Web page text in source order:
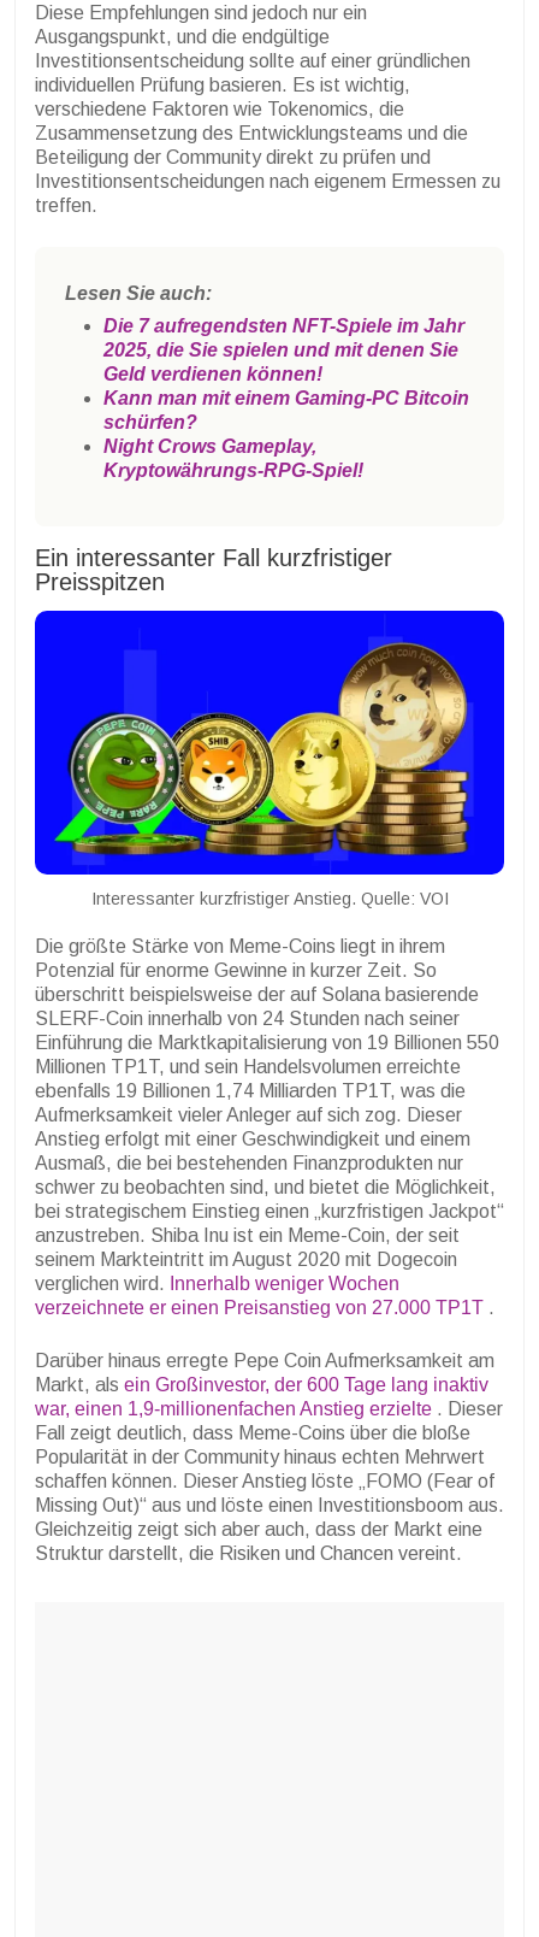
Diese Empfehlungen sind jedoch nur ein
Ausgangspunkt, und die endgültige
Investitionsentscheidung sollte auf einer gründlichen
individuellen Prüfung basieren. Es ist wichtig,
verschiedene Faktoren wie Tokenomics, die
Zusammensetzung des Entwicklungsteams und die
Beteiligung der Community direkt zu prüfen und
Investitionsentscheidungen nach eigenem Ermessen zu
treffen.
Lesen Sie auch:
Die 7 aufregendsten NFT-Spiele im Jahr
2025, die Sie spielen und mit denen Sie
Geld verdienen können!
Kann man mit einem Gaming-PC Bitcoin
schürfen?
Night Crows Gameplay,
Kryptowährungs-RPG-Spiel!
Ein interessanter Fall kurzfristiger
Preisspitzen
Interessanter kurzfristiger Anstieg. Quelle: VOI
Die größte Stärke von Meme-Coins liegt in ihrem
Potenzial für enorme Gewinne in kurzer Zeit. So
überschritt beispielsweise der auf Solana basierende
SLERF-Coin innerhalb von 24 Stunden nach seiner
Einführung die Marktkapitalisierung von 19 Billionen 550
Millionen TP1T, und sein Handelsvolumen erreichte
ebenfalls 19 Billionen 1,74 Milliarden TP1T, was die
Aufmerksamkeit vieler Anleger auf sich zog. Dieser
Anstieg erfolgt mit einer Geschwindigkeit und einem
Ausmaß, die bei bestehenden Finanzprodukten nur
schwer zu beobachten sind, und bietet die Möglichkeit,
bei strategischem Einstieg einen „kurzfristigen Jackpot“
anzustreben. Shiba Inu ist ein Meme-Coin, der seit
seinem Markteintritt im August 2020 mit Dogecoin
verglichen wird.
Innerhalb weniger Wochen
verzeichnete er einen Preisanstieg von 27.000 TP1T .
Darüber hinaus erregte Pepe Coin Aufmerksamkeit am
Markt, als ein Großinvestor, der 600 Tage lang inaktiv
war, einen 1,9-millionenfachen Anstieg erzielte . Dieser
Fall zeigt deutlich, dass Meme-Coins über die bloße
Popularität in der Community hinaus echten Mehrwert
schaffen können. Dieser Anstieg löste „FOMO (Fear of
Missing Out)“ aus und löste einen Investitionsboom aus.
Gleichzeitig zeigt sich aber auch, dass der Markt eine
Struktur darstellt, die Risiken und Chancen vereint.